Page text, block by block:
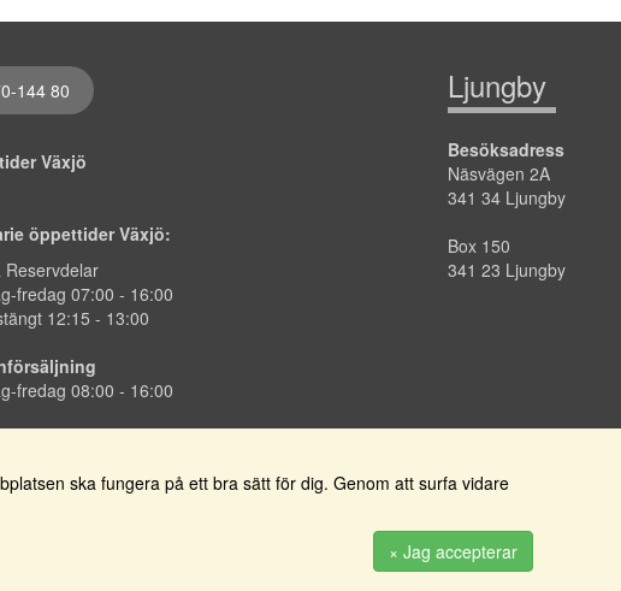
144 80
Växjö
öppettider Växjö:
Reservdelar
fredag 07:00- 16:00
12:15 - 13:00
fredag 08:00 - 16:00
Ljungby
Besöksadress
Näsvägen 2A
341 34 Ljungby
Box 150
341 23 Ljungby
ska fungera på ett bra sätt för dig. Genom att surfa vidare
× Jag accepterar